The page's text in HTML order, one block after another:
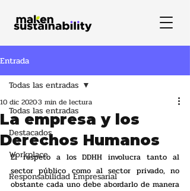
Entrada
Todas las entradas
Destacados
Workplace
Responsabilidad Empresarial
Todas las entradas
La empresa y los
Derechos Humanos
10 dic 20203 min de lectura
El respeto a los DDHH involucra tanto al
sector público como al sector privado, no
obstante cada uno debe abordarlo de manera